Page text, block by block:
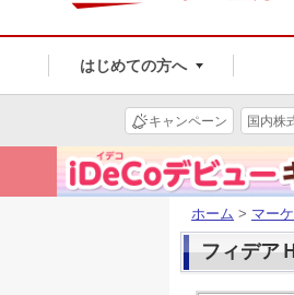
はじめての方へ
キャンペーン 国内株
ホーム > マー
フィデア